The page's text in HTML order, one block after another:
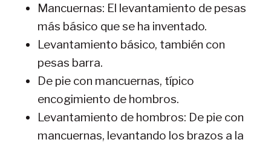
Mancuernas: El levantamiento de pesas
más básico que se ha inventado.
Levantamiento básico, también con
pesas barra.
De pie con mancuernas, típico
encogimiento de hombros.
Levantamiento de hombros: De pie con
mancuernas, levantando los brazos a la